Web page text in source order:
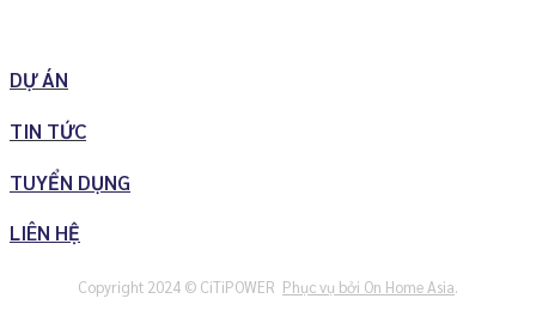
DỰ ÁN
TIN TỨC
TUYỂN DỤNG
LIÊN HỆ
Copyright 2024 © CiTiPOWER Phục vụ bởi On Home Asia.